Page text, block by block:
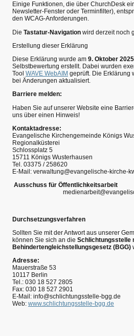
Einige Funktionen, die über ChurchDesk
Newsletter-Fenster oder Terminfilter),
den WCAG-Anforderungen.
Die Tastatur-Navigation wird derzeit noch
Erstellung dieser Erklärung
Diese Erklärung wurde am 9. Oktober 2025
Selbstbewertung erstellt. Dabei wurden
Tool WAVE WebAIM geprüft. Die Erklärung
bei Änderungen aktualisiert.
Barriere melden:
Haben Sie auf unserer Website eine
uns über einen Hinweis!
Kontaktadresse:
Evangelische Kirchengemeinde Königs
Regionalküsterei
Schlossplatz 5
15711 Königs Wusterhausen
Tel. 03375 / 258620
E-Mail: verwaltung@evangelische-kirche-
Ausschuss für
Durchsetzungsverfahren
Sollten Sie mit der Antwort aus unserer
können Sie sich an die Schlichtungsstelle
Behindertengleichstellungsgesetz (BGG)
Adresse:
Mauerstraße 53
10117 Berlin
Tel.: 030 18 527 2805
Fax: 030 18 527 2901
E-Mail: info@schlichtungsstelle-bgg.de
Web: www.schlichtungsstelle-bgg.de